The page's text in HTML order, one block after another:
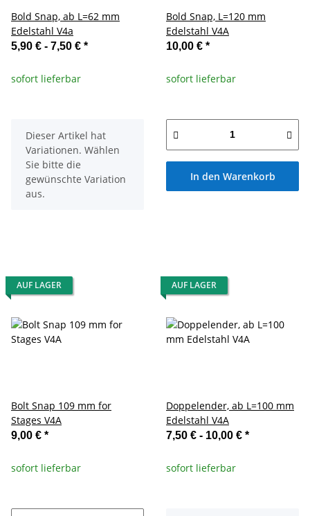
Bold Snap, ab L=62 mm
Edelstahl V4a
5,90 € - 7,50 € *
sofort lieferbar
x
Dieser Artikel hat
Variationen. Wählen
Sie bitte die
gewünschte Variation
aus.
Bold Snap, L=120 mm
Edelstahl V4A
10,00 € *
sofort lieferbar
In den Warenkorb
AUF LAGER
Bolt Snap 109 mm for
Stages V4A
9,00 € *
sofort lieferbar
AUF LAGER
Doppelender, ab L=100 mm
Edelstahl V4A
7,50 € - 10,00 € *
sofort lieferbar